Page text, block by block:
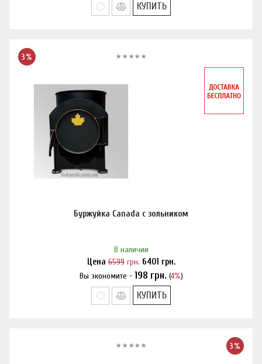
КУПИТЬ
3%
Буржуйка Canada с зольником
В наличии
Цена6599грн. 6401 грн.
Вы экономите - 198 грн. (4%)
Нашли дешевле?
КУПИТЬ
3%